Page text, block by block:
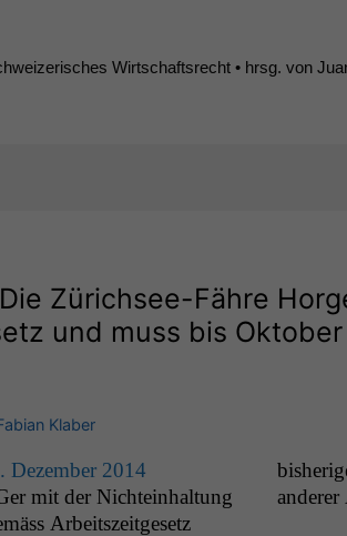
Wirtschaftsrecht • hrsg. von
Zürichsee-Fähre
und muss bis
Klaber
2014
mit der Nichtein­hal­tung
Arbeit­szeit­ge­setz